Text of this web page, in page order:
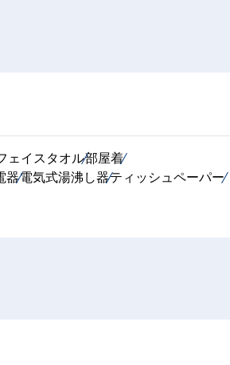
ェイスタオル部屋着
器電気式湯沸し器ティッシュペーパー